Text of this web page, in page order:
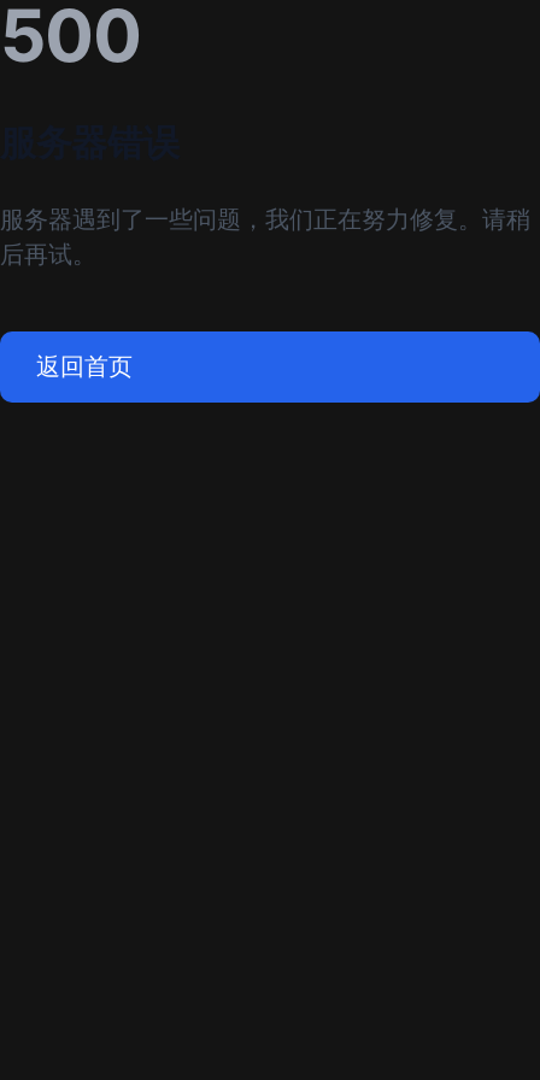
500
服务器遇到了一些问题，我们正在努力修复。请稍
后再试。
返回首页